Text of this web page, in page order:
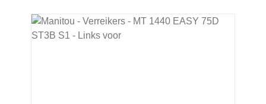
Afbeeldingengalerij overslaan